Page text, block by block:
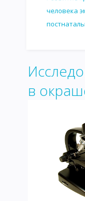
человека
в